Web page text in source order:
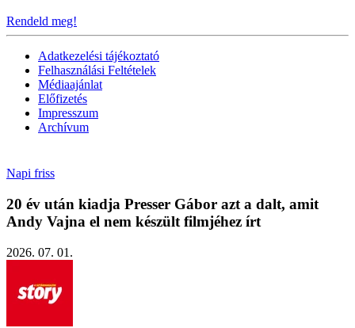
Rendeld meg!
Adatkezelési tájékoztató
Felhasználási Feltételek
Médiaajánlat
Előfizetés
Impresszum
Archívum
Napi friss
20 év után kiadja Presser Gábor azt a dalt, amit
Andy Vajna el nem készült filmjéhez írt
2026. 07. 01.